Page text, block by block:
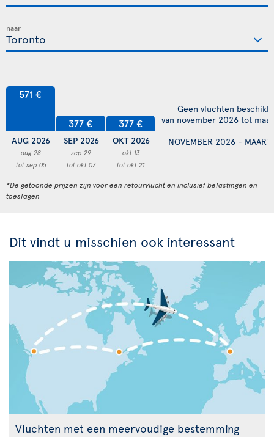
naar
571 €
AUG 2026
aug 28
tot sep 05
377 €
SEP 2026
sep 29
tot okt 07
377 €
OKT 2026
okt 13
tot okt 21
NOVEMBER 2026 -
Geen vluchten
van november 2026 tot
*De getoonde prijzen zijn voor een retourvlucht en inclusief belastingen en
toeslagen
Dit vindt u misschien ook interessant
Vluchten met een meervoudige bestemming